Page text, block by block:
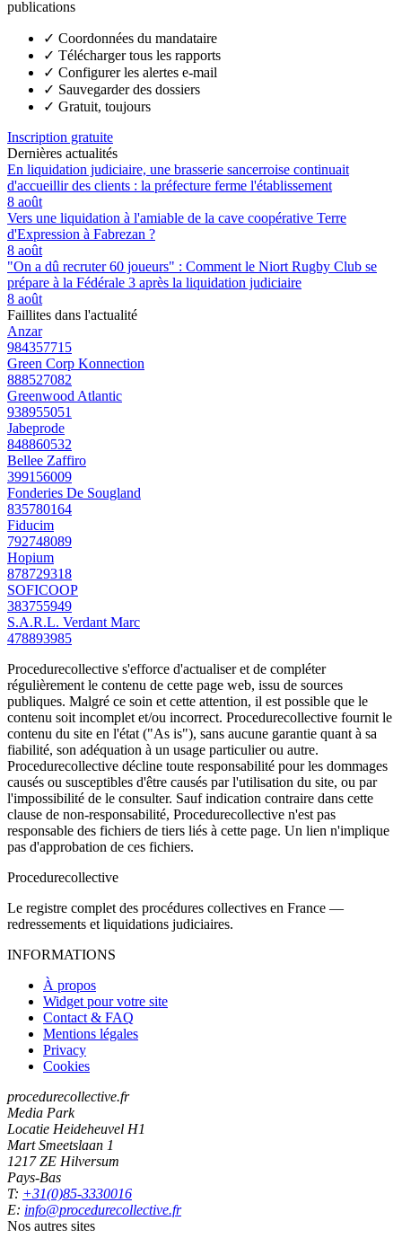
publications
✓ Coordonnées du mandataire
✓ Télécharger tous les rapports
✓ Configurer les alertes e-mail
✓ Sauvegarder des dossiers
✓ Gratuit, toujours
Inscription gratuite
Dernières actualités
En liquidation judiciaire, une brasserie sancerroise continuait
d'accueillir des clients : la préfecture ferme l'établissement
8 août
Vers une liquidation à l'amiable de la cave coopérative Terre
d'Expression à Fabrezan ?
8 août
"On a dû recruter 60 joueurs" : Comment le Niort Rugby Club se
prépare à la Fédérale 3 après la liquidation judiciaire
8 août
Faillites dans l'actualité
Anzar
984357715
Green Corp Konnection
888527082
Greenwood Atlantic
938955051
Jabeprode
848860532
Bellee Zaffiro
399156009
Fonderies De Sougland
835780164
Fiducim
792748089
Hopium
878729318
SOFICOOP
383755949
S.A.R.L. Verdant Marc
478893985
Procedurecollective s'efforce d'actualiser et de compléter
régulièrement le contenu de cette page web, issu de sources
publiques. Malgré ce soin et cette attention, il est possible que le
contenu soit incomplet et/ou incorrect. Procedurecollective fournit le
contenu du site en l'état ("As is"), sans aucune garantie quant à sa
fiabilité, son adéquation à un usage particulier ou autre.
Procedurecollective décline toute responsabilité pour les dommages
causés ou susceptibles d'être causés par l'utilisation du site, ou par
l'impossibilité de le consulter. Sauf indication contraire dans cette
clause de non-responsabilité, Procedurecollective n'est pas
responsable des fichiers de tiers liés à cette page. Un lien n'implique
pas d'approbation de ces fichiers.
Procedurecollective
Le registre complet des procédures collectives en France —
redressements et liquidations judiciaires.
INFORMATIONS
À propos
Widget pour votre site
Contact & FAQ
Mentions légales
Privacy
Cookies
procedurecollective.fr
Media Park
Locatie Heideheuvel H1
Mart Smeetslaan 1
1217 ZE Hilversum
Pays-Bas
T: +31(0)85-3330016
E: info@procedurecollective.fr
Nos autres sites